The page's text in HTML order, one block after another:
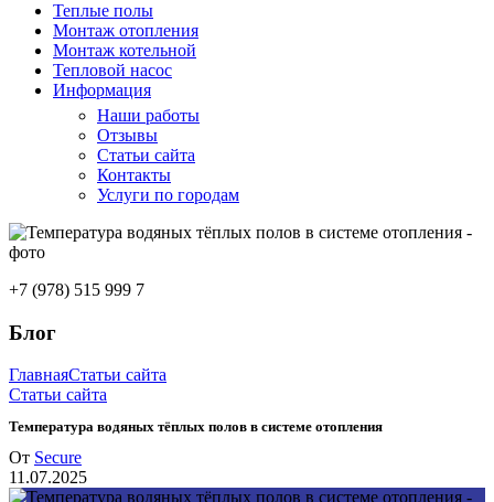
Теплые полы
Монтаж отопления
Монтаж котельной
Тепловой насос
Информация
Наши работы
Отзывы
Статьи сайта
Контакты
Услуги по городам
+7 (978) 515 999 7
Блог
ГлавнаяСтатьи сайта
Статьи сайта
Температура водяных тёплых полов в системе отопления
От Secure
11.07.2025